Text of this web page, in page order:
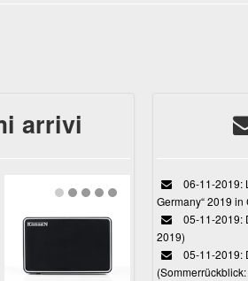
arrivi
06-11-2019:
Germany“ 2019
05-11-2019:
2019)
05-11-2019: